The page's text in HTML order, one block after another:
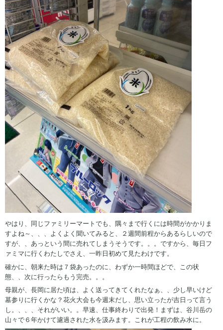
やはり、同じファミリーマートでも、隅々まで行くには時間がかかりま
すよね～、、、よくよく聞いてみると、２週間前程からあるらしいので
すが、、あっという間に売れてしまうそうです。。。ですから、毎日フ
ァミマに行くわたしでさえ、一昨日初めて見たわけです。
確かに、朝来た時は７袋あったのに、わずか一時間ほどで、この状
態、、次に行ったらもう完売。。。
母親が、長岡に居た頃は、よく送ってきてくれたなぁ、、少し早いけど
墓参りに行くかな？花火大会も今週末だし、思い立ったが吉日って言う
し。、、、それがいい。。早速、仕事終わりで出発！まずは、谷川岳の
山々で６年かけて濾過された水を汲みます。これが工程の飲み水に。